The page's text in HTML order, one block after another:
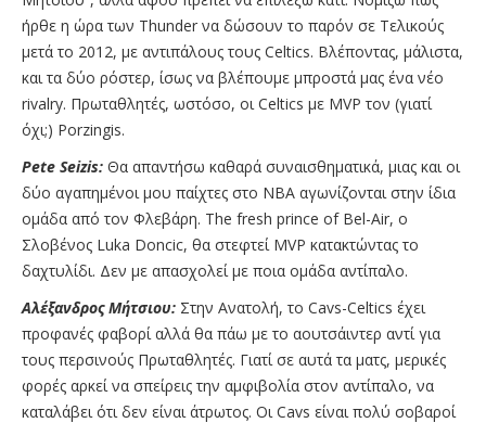
ήρθε η ώρα των Thunder να δώσουν το παρόν σε Τελικούς
μετά το 2012, με αντιπάλους τους Celtics. Βλέποντας, μάλιστα,
και τα δύο ρόστερ, ίσως να βλέπουμε μπροστά μας ένα νέο
rivalry. Πρωταθλητές, ωστόσο, οι Celtics με MVP τον (γιατί
όχι;) Porzingis.
Pete Seizis: Θα απαντήσω καθαρά συναισθηματικά, μιας και οι
δύο αγαπημένοι μου παίχτες στο ΝΒΑ αγωνίζονται στην ίδια
ομάδα από τον Φλεβάρη. The fresh prince of Bel-Air, ο
Σλοβένος Luka Doncic, θα στεφτεί MVP κατακτώντας το
δαχτυλίδι. Δεν με απασχολεί με ποια ομάδα αντίπαλο.
Αλέξανδρος Μήτσιου: Στην Ανατολή, το Cavs-Celtics έχει
προφανές φαβορί αλλά θα πάω με το αουτσάιντερ αντί για
τους περσινούς Πρωταθλητές. Γιατί σε αυτά τα ματς, μερικές
φορές αρκεί να σπείρεις την αμφιβολία στον αντίπαλο, να
καταλάβει ότι δεν είναι άτρωτος. Οι Cavs είναι πολύ σοβαροί